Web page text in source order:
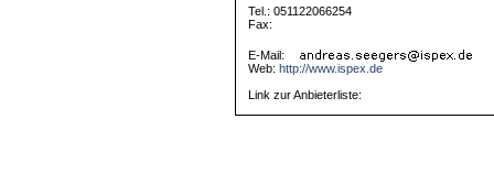
Tel.: 051122066254
Fax:
E-Mail:
Web: http://www.ispex.de
Link zur Anbieterliste: